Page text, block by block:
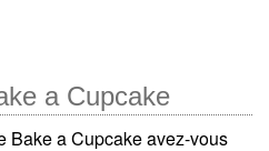
a Cupcake
Bake a Cupcake avez-vous